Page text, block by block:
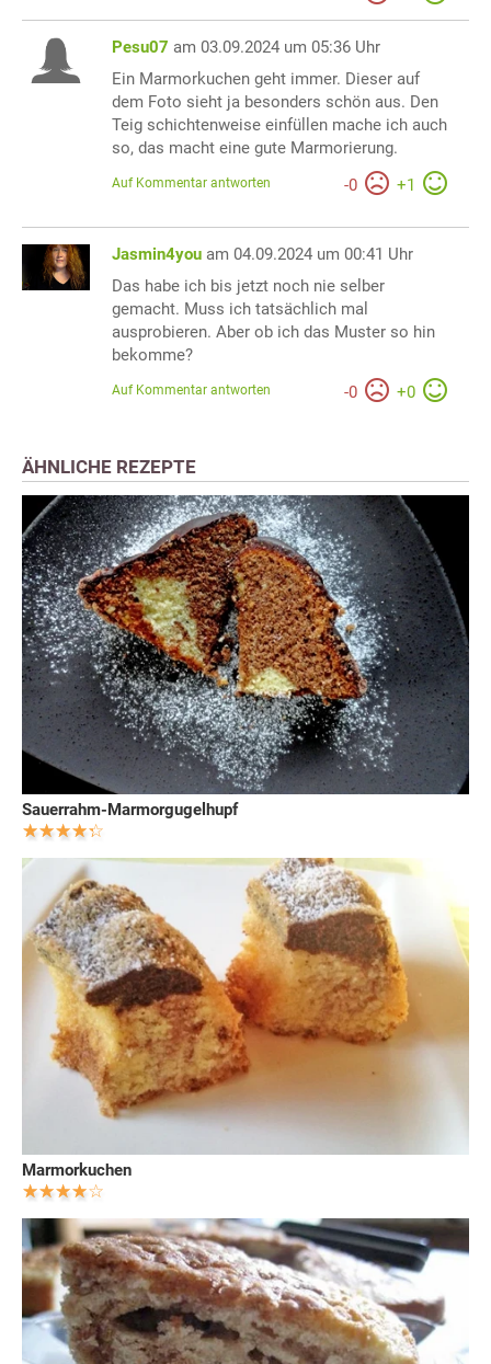
Pesu07 am 03.09.2024 um 05:36 Uhr
Ein Marmorkuchen geht immer. Dieser auf
dem Foto sieht ja besonders schön aus. Den
Teig schichtenweise einfüllen mache ich auch
so, das macht eine gute Marmorierung.
-0 +1
Auf Kommentar antworten
Jasmin4you am 04.09.2024 um 00:41 Uhr
Das habe ich bis jetzt noch nie selber
gemacht. Muss ich tatsächlich mal
ausprobieren. Aber ob ich das Muster so hin
bekomme?
-0 +0
Auf Kommentar antworten
ÄHNLICHE REZEPTE
Sauerrahm-Marmorgugelhupf
Marmorkuchen